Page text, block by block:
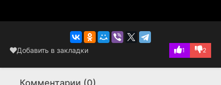
Добавить в закладки 1 2
Комментарии (0)